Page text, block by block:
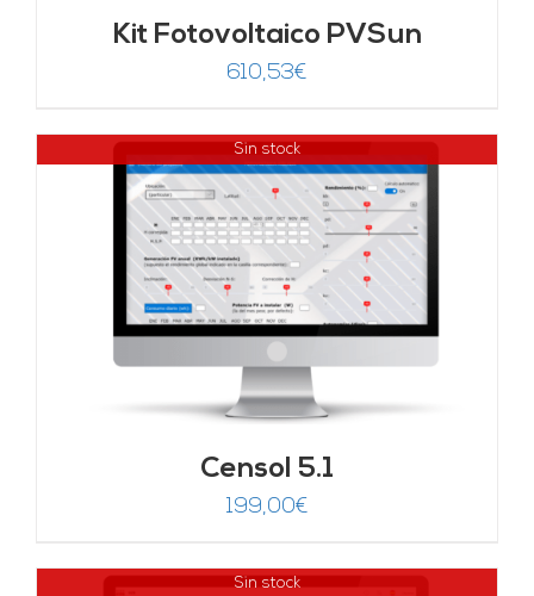
Kit Fotovoltaico PVSun
610,53€
Sin stock
Censol 5.1
199,00€
Sin stock